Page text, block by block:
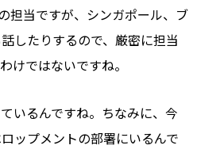
担当ですが、シンガポール、ブ
したりするので、厳密に担当
けではないですね。
いるんですね。ちなみに、今
ップメントの部署にいるんで